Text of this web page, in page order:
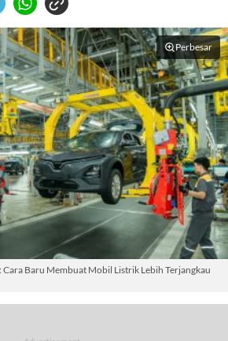
Perbesar
Cara Baru Membuat Mobil Listrik Lebih Terjangkau